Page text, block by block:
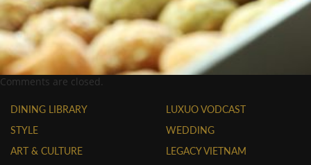
Comments are closed.
DINING LIBRARY
STYLE
ART & CULTURE
LUXUO VODCAST
WEDDING
LEGACY VIETNAM